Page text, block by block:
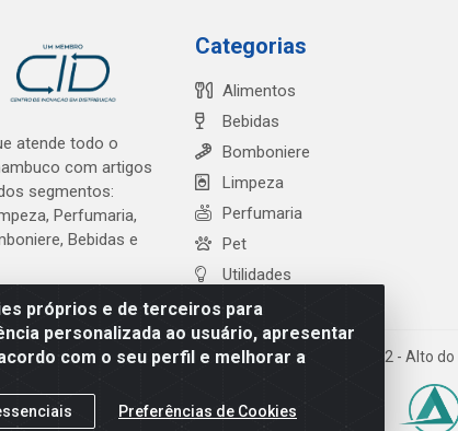
próprios e de terceiros para
personalizada ao usuário, apresentar
com o seu perfil e melhorar a
Preferências de Cookies
atende todo o
com artigos
segmentos:
Perfumaria,
Bebidas e
Categorias
Alimentos
Bebidas
Bomboniere
Limpeza
Perfumaria
Pet
Utilidades
Cardeal Distribuidora - Estrada Alto do Moura, 582 - Alto